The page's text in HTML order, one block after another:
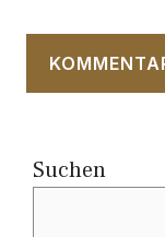
Suchen